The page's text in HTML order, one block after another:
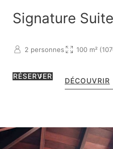
Signature
2 personnes 100 m²
RÉSERVER
DÉCOUVRIR